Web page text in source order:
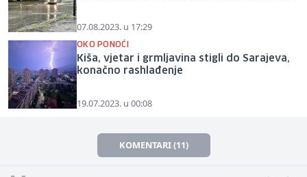
07.08.2023. u 17:29
OKO PONOĆI
Kiša, vjetar i grmljavina stigli do Sarajeva,
konačno rashlađenje
19.07.2023. u 00:08
KOMENTARI (11)